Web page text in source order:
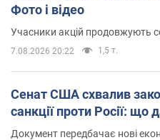
Фото і відео
Учасники акцій продовжують
7.08.2026 20:22 1,5 т.
Сенат США схвалив
санкції проти Росії: що
Документ передбачає нові